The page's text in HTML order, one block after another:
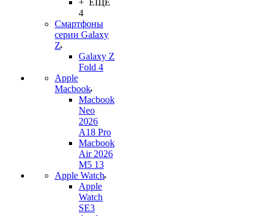
+ ЕЩЕ
4
Смартфоны
серии Galaxy
Z
Galaxy Z
Fold 4
Apple
Macbook
Macbook
Neo
2026
A18 Pro
Macbook
Air 2026
M5 13
Apple Watch
Apple
Watch
SE3